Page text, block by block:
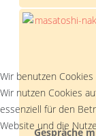
Gespräche
Wir benutzen Cookies
Wir nutzen Cookies
essenziell für den
Website und die